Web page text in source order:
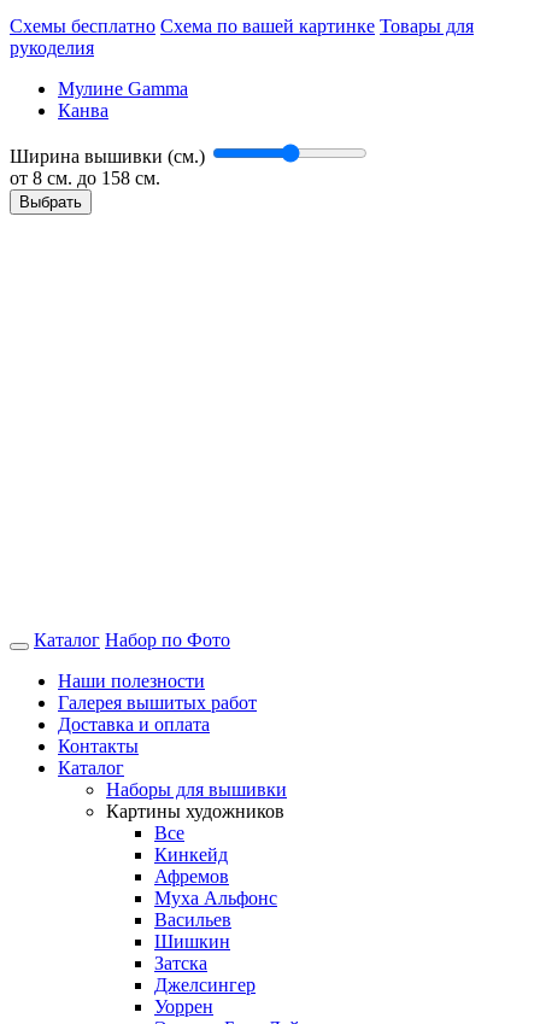
Схемы бесплатно Схема по вашей картинке Товары для
рукоделия
Мулине Gamma
Канва
Ширина вышивки (см.)
от 8 см. до 158 см.
Выбрать
Каталог Набор по Фото
Наши полезности
Галерея вышитых работ
Доставка и оплата
Контакты
Каталог
Наборы для вышивки
Картины художников
Все
Кинкейд
Афремов
Муха Альфонс
Васильев
Шишкин
Затска
Джелсингер
Уоррен